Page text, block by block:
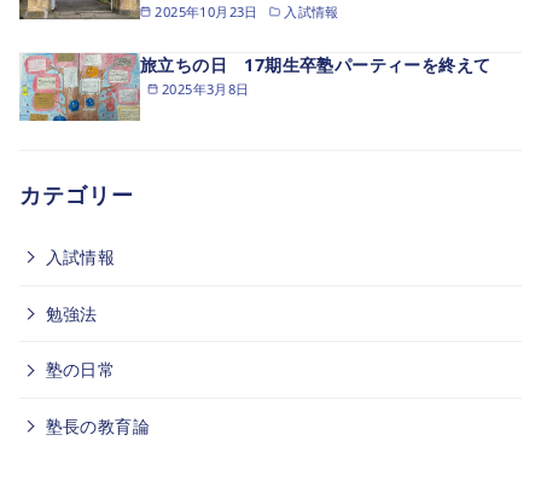
2025年10月23日 入試情報
2025年3月8日
旅立ちの日 17期生卒塾パーティーを終えて
カテゴリー
入試情報
勉強法
塾の日常
塾長の教育論